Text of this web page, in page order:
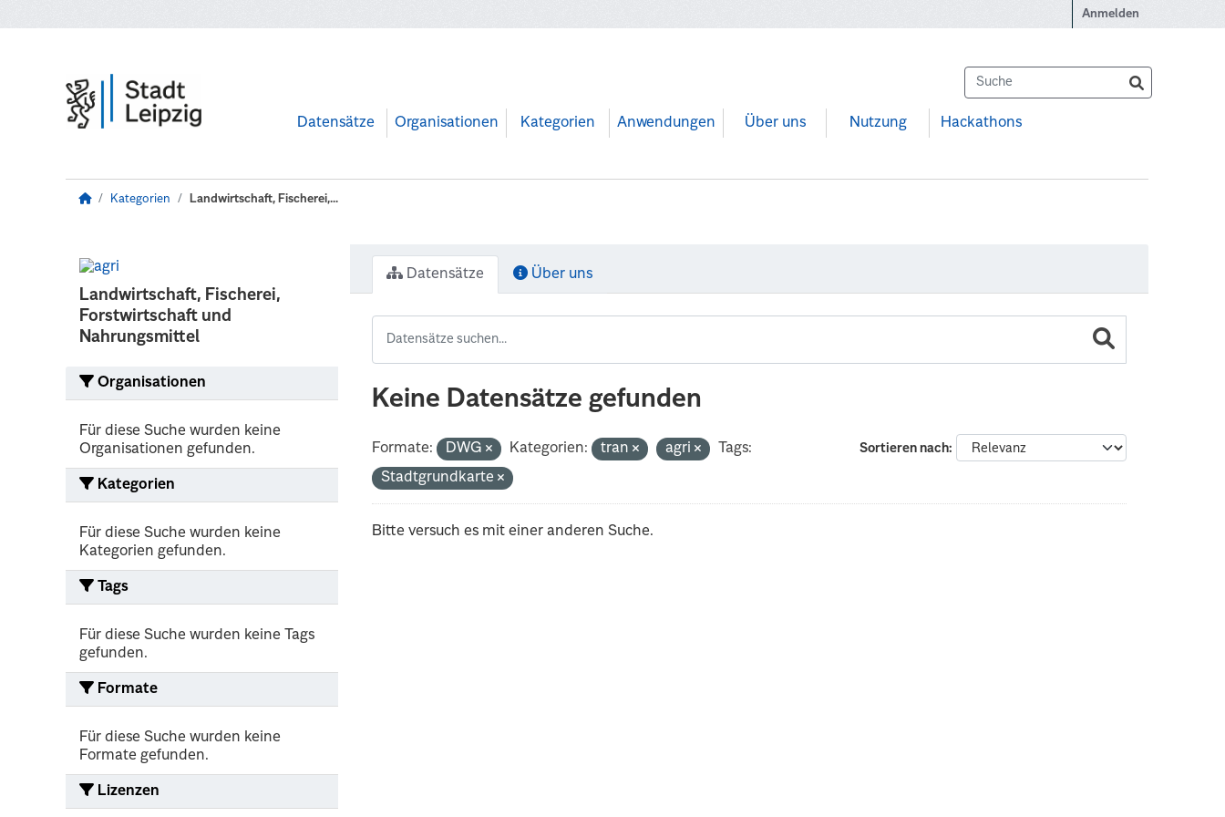
Anmelden
Datensätze Organisationen Kategorien Anwendungen Über uns Nutzung Hackathons
Kategorien Landwirtschaft, Fischerei,...
Landwirtschaft, Fischerei,
Forstwirtschaft und
Nahrungsmittel
Organisationen
Für diese Suche wurden keine
Organisationen gefunden.
Kategorien
Für diese Suche wurden keine
Kategorien gefunden.
Tags
Für diese Suche wurden keine Tags
gefunden.
Formate
Für diese Suche wurden keine
Formate gefunden.
Lizenzen
Datensätze Über uns
Keine Datensätze gefunden
Sortieren nach
Formate: DWG Kategorien: tran agri
Tags:
Stadtgrundkarte
Bitte versuch es mit einer anderen Suche.